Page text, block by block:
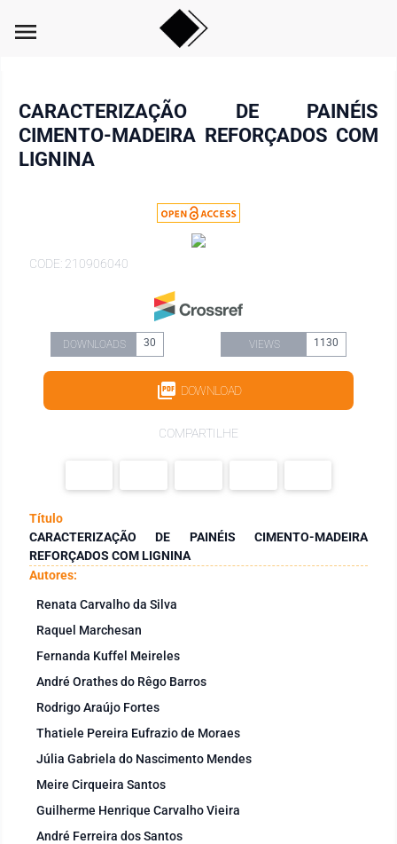
menu
CARACTERIZAÇÃO DE PAINÉIS
CIMENTO-MADEIRA REFORÇADOS COM
LIGNINA
CODE: 210906040
DOWNLOADS 30 VIEWS 1130
DOWNLOAD
COMPARTILHE
Título
CARACTERIZAÇÃO DE PAINÉIS CIMENTO-MADEIRA
REFORÇADOS COM LIGNINA
Autores:
Renata Carvalho da Silva
Raquel Marchesan
Fernanda Kuffel Meireles
André Orathes do Rêgo Barros
Rodrigo Araújo Fortes
Thatiele Pereira Eufrazio de Moraes
Júlia Gabriela do Nascimento Mendes
Meire Cirqueira Santos
Guilherme Henrique Carvalho Vieira
André Ferreira dos Santos